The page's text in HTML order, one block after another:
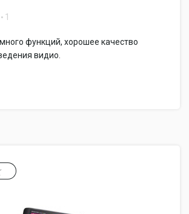
1
функций, хорошее качество
видио.